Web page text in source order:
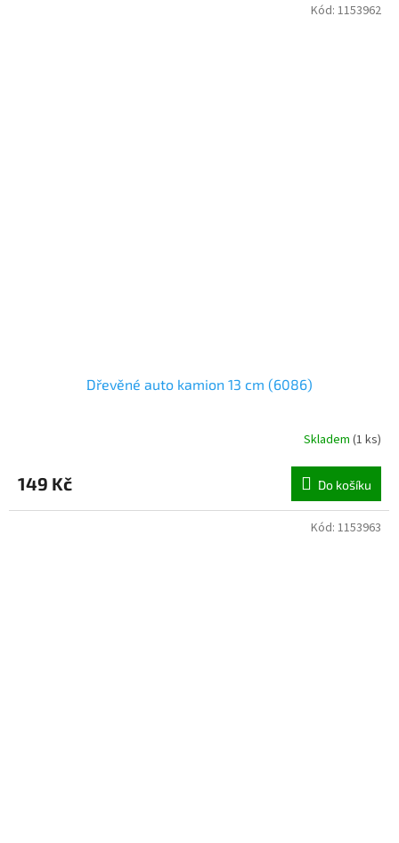
Dřevěné auto kamion 13 cm (6086)
Skladem (1 ks)
149 Kč Do košíku
Kód: 1153962
Kód: 1153963